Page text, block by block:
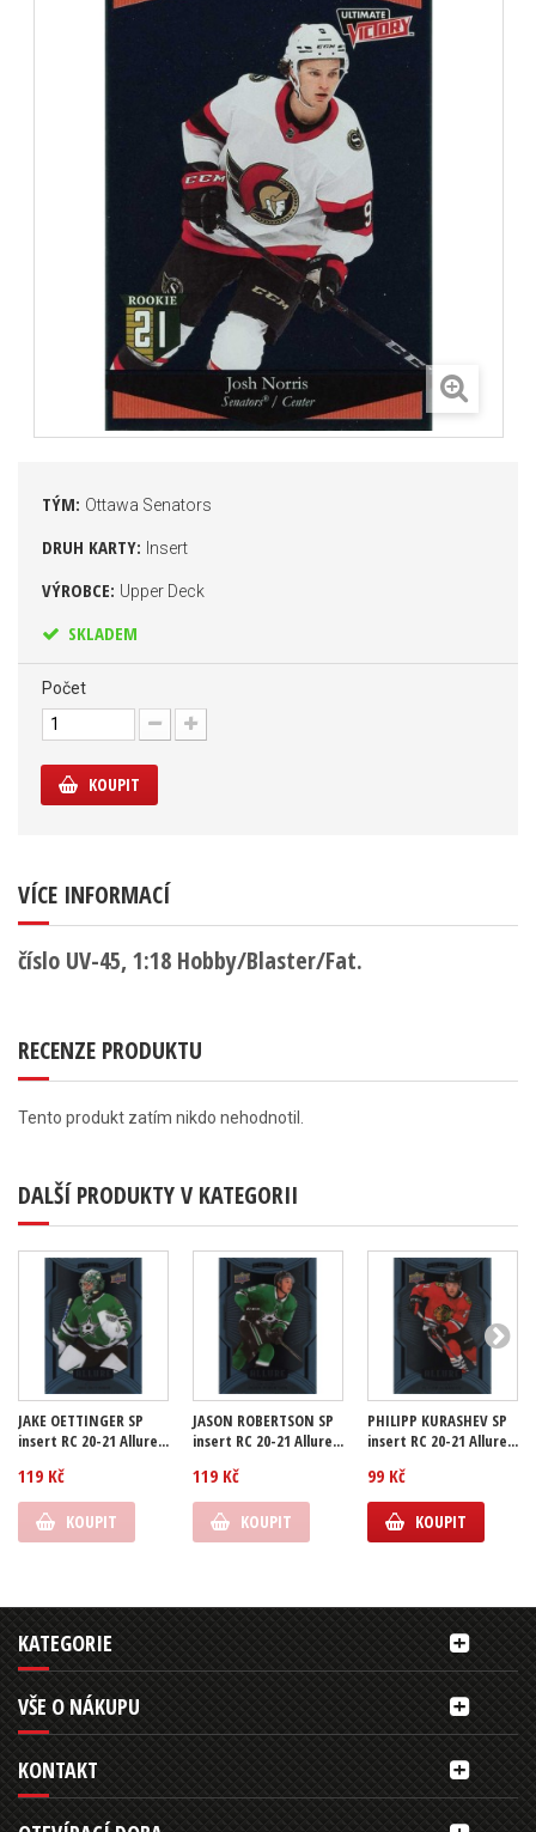
TÝM: Ottawa Senators
DRUH KARTY: Insert
VÝROBCE: Upper Deck
SKLADEM
Počet
KOUPIT
VÍCE INFORMACÍ
číslo UV-45, 1:18 Hobby/Blaster/Fat.
RECENZE PRODUKTU
Tento produkt zatím nikdo nehodnotil.
DALŠÍ PRODUKTY V KATEGORII
JAKE OETTINGER SP
insert RC 20-21 Allure...
119 Kč
KOUPIT
JASON ROBERTSON SP
insert RC 20-21 Allure...
119 Kč
KOUPIT
PHILIPP KURASHEV SP
insert RC 20-21 Allure...
99 Kč
KOUPIT
KATEGORIE
VŠE O NÁKUPU
KONTAKT